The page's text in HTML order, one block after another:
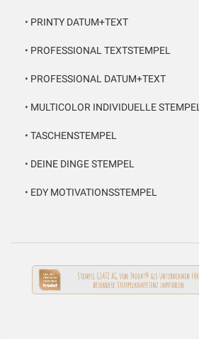
• PRINTY DATUM+TEXT
• PROFESSIONAL TEXTSTEMPEL
• PROFESSIONAL DATUM+TEXT
• MULTICOLOR INDIVIDUELLE STEMPEL
• TASCHENSTEMPEL
• DEINE DINGE STEMPEL
• EDY MOTIVATIONSSTEMPEL